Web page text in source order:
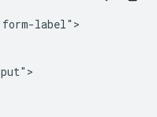
label">